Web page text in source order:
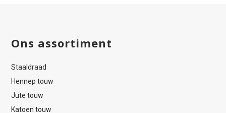
Ons assortiment
Staaldraad
Hennep touw
Jute touw
Katoen touw